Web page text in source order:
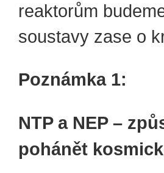
reaktorům
soustavy zase o
Poznámka 1:
NTP a NEP –
pohánět